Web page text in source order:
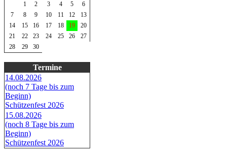
1
2 3 4 5
6
7
8 9 10 11 12
13
14
15 16 17 18 19
20
21
22 23 24 25 26
27
28
29 30
Termine
14.08.2026
(noch 7 Tage bis zum
Beginn)
Schützenfest 2026
15.08.2026
(noch 8 Tage bis zum
Beginn)
Schützenfest 2026